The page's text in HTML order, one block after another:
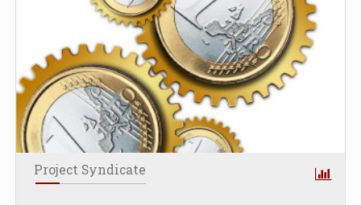
Project Syndicate